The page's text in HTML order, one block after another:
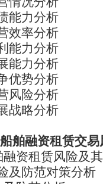
能力分析
效率分析
能力分析
能力分析
优势分析
风险分析
战略分析
舶融资租赁交
资租赁风险及
及防范对策分析